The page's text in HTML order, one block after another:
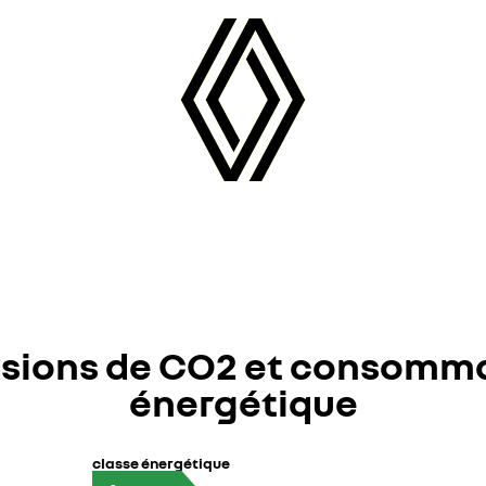
de CO2 et
énergétique
classe énergétique